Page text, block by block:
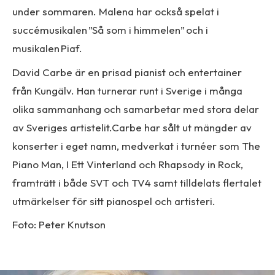
under sommaren. Malena har också spelat i
succémusikalen ”Så som i himmelen” och i
musikalen Piaf.
David Carbe är en prisad pianist och entertainer
från Kungälv. Han turnerar runt i Sverige i många
olika sammanhang och samarbetar med stora delar
av Sveriges artistelit.Carbe har sålt ut mängder av
konserter i eget namn, medverkat i turnéer som The
Piano Man, I Ett Vinterland och Rhapsody in Rock,
framträtt i både SVT och TV4 samt tilldelats flertalet
utmärkelser för sitt pianospel och artisteri.
Foto: Peter Knutson